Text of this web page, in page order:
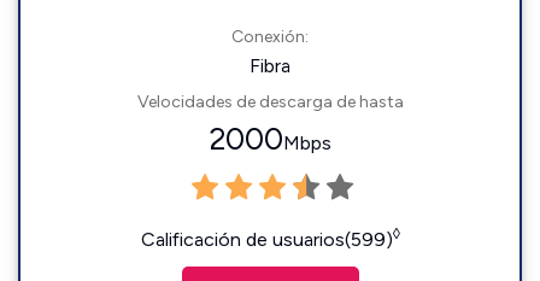
Conexión:
Fibra
Velocidades de descarga de hasta
2000Mbps
Calificación de usuarios(599)◊